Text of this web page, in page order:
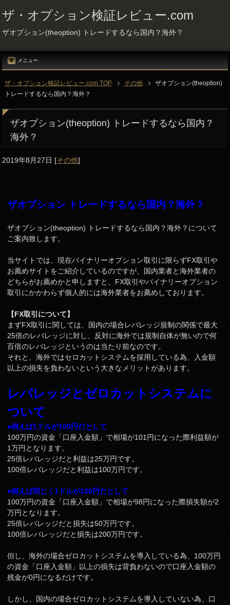
ザ・オプション検証レビュー.com
ザオプション(theoption) トレードするなら国内？海外？
メニュー
ザ・オプション検証レビュー.com TOP その他
ザオプション(theoption)
トレードするなら国内？海外？
ザオプション(theoption) トレードするなら国内？
海外？
2019年8月27日[その他]
ザオプション トレードするなら国内？海外？
ザオプション(theoption) トレードするなら国内？海外？について
ご案内致します。
当サイトでは、現在バイナリーオプション取引に限らずFX取引や
お薦めサイトをご紹介しているのですが、国内業者と海外業者の
どちらがお薦めかと申しますと、FX取引やバイナリーオプション
取引にかかわらず個人的には海外業者をお薦めしております。
【FX取引について】
まずFX取引に関しては、国内の場合レバレッジ規制の関係で最大
25倍のレバレッジに対し、反対に海外では規制自体が無いので何
百倍のレバレッジというのは当たり前なのです。
それと、海外ではセロカットシステムを採用している為、入金額
以上の損失を負わないという大きなメリットがあります。
レバレッジとゼロカットシステムに
ついて
●例えば1ドルが100円だとして
100万円の資金「口座入金額」で相場が101円になった際利益額が
1万円となります。
25倍レバレッジだと利益は25万円です。
100倍レバレッジだと利益は100万円です。
●例えば同じく1ドルが100円だとして
100万円の資金「口座入金額」で相場が98円になった際損失額が2
万円となります。
25倍レバレッジだと損失は50万円です。
100倍レバレッジだと損失は200万円です。
但し、海外の場合ゼロカットシステムを導入している為、100万円
の資金「口座入金額」以上の損失は背負わないので口座入金額の
残金が0円になるだけです。
しかし、国内の場合ゼロカットシステムを導入していない為、口